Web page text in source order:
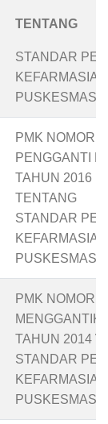
TENTANG
STANDAR
PUSKESMAS
PMK NOMOR
PENGGANTI
TAHUN 2016
TENTANG
STANDAR
PUSKESMAS
PMK NOMOR
TAHUN 2014
STANDAR
PUSKESMAS